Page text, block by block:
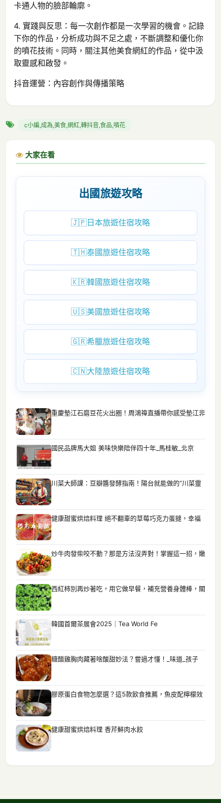
卡通人物的臉部輪廓。
4. 實踐與反思：每一次創作都是一次學習的機會。記錄
下你的作品，分析成功與不足之處，不斷調整和優化你
的噴花技術。同時，關注其他美食網紅的作品，從中汲
取靈感和啟發。
抖音運營：內容創作與傳播策略
c小編,成為,美食,網紅,轉抖音,食品,噴花
大家在看
出國旅遊攻略
🇯🇵 日本旅遊住宿攻略
🇹🇭泰國旅遊住宿攻略
🇰🇷韓國旅遊住宿攻略
🇺🇸美國旅遊住宿攻略
🇬🇷希臘旅遊住宿攻略
🇨🇳大陸旅遊住宿攻略
重慶墊江石磨豆花火出圈！周鴻禕直播帶你感受墊江非
國民品牌馬大姐 美味快樂陪伴四十年_馬桂敏_北京
川菜大師課：豆瓣醬發酵指南！陽台就能做的“川菜靈
健康甜蜜烘焙料理 絕不翻車的草莓巧克力蛋撻，幸福
炒牛肉發柴咬不動？那是方法沒弄對！掌握這一招，嫩
西紅柿別再炒著吃，用它做早餐，補充營養身體棒，關
韓國首爾茶展會2025｜Tea World Fe
糖醋雞胸肉藏著啥酸甜妙法？嘗過才懂！_味道_孩子
膠原蛋白食物怎麼選？這5款飲食推薦，魚皮配檸檬效
健康甜蜜烘焙料理 香芹鮮肉水餃